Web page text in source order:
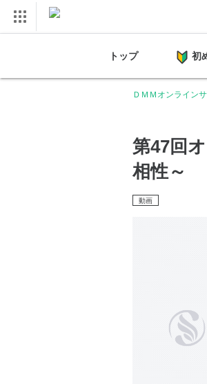
トップ 初
ＤＭＭオンライン
第47回
相性～
動画